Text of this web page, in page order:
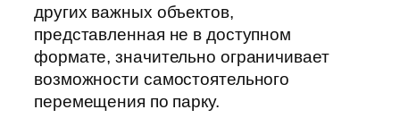
других важных объектов,
представленная не в доступном
формате, значительно ограничивает
возможности самостоятельного
перемещения по парку.